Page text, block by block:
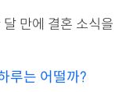
만에 결혼 소식을
루는 어떨까?